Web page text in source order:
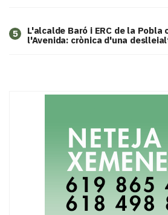
5
L'alcalde Baró i ERC de la Pobla
l'Avenida: crònica d'una